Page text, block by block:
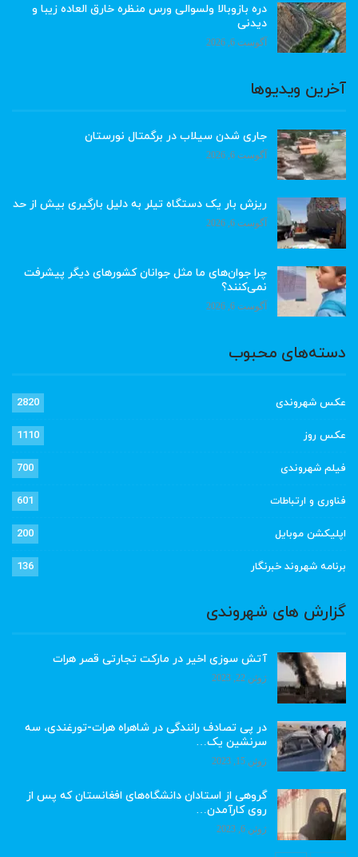
دره بازوبالا ولسوالی ورس منظره خارق العاده زیبا و
دیدنی
آگوست 6, 2026
آخرین ویدیوها
جاری شدن سیلاب در برگمتال نورستان
آگوست 6, 2026
ریزش بار یک دستگاه تیلر به دلیل بارگیری بیش از حد
آگوست 6, 2026
چرا جوان‌های ما مثل جوانان کشورهای دیگر پیشرفت
نمی‌کنند؟
آگوست 6, 2026
دسته‌های محبوب
عکس شهروندی 2820
عکس روز 1110
فیلم شهروندی 700
فناوری و ارتباطات 601
اپلیکشن موبایل 200
برنامه شهروند خبرنگار 136
گزارش های شهروندی
آتش سوزی اخیر در مارکت تجارتی قصر هرات
ژوئن 22, 2023
در پی تصادف رانندگی در شاهراه هرات-تورغندی، سه
سرنشین یک…
ژوئن 15, 2023
گروهی از استادان دانشگاه‌های افغانستان که پس از
روی کارآمدن…
ژوئن 6, 2023